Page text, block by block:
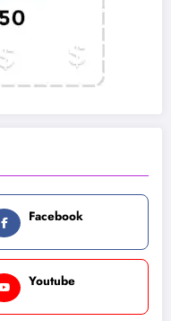
Facebook
Youtube